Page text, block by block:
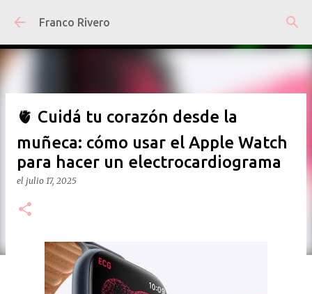
Ir al contenido principal
Franco Rivero
🫀 Cuidá tu corazón desde la
muñeca: cómo usar el Apple Watch
para hacer un electrocardiograma
el julio 17, 2025